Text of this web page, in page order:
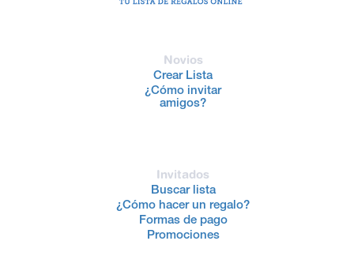
Novios
Crear Lista
¿Cómo invitar
amigos?
Invitados
Buscar lista
¿Cómo hacer un regalo?
Formas de pago
Promociones